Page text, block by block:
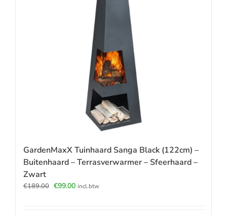
GardenMaxX Tuinhaard Sanga Black (122cm) –
Buitenhaard – Terrasverwarmer – Sfeerhaard –
Zwart
€189.00 Oorspronkelijke
€99.00Huidige
incl.btw